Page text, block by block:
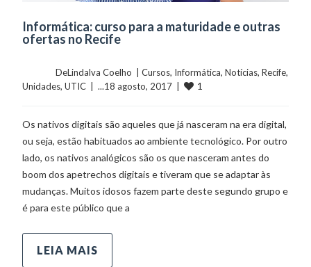
Informática: curso para a maturidade e outras
ofertas no Recife
	    	DeLindalva Coelho  |
Cursos, Informática, Notícias, Recife
Unidades, UTIC
  |  ...18 agosto, 2017  |
1
Os nativos digitais são aqueles que já nasceram na era digital,
ou seja, estão habituados ao ambiente tecnológico. Por outro
lado, os nativos analógicos são os que nasceram antes do
boom dos apetrechos digitais e tiveram que se adaptar às
mudanças. Muitos idosos fazem parte deste segundo grupo e
é para este público que a
LEIA MAIS